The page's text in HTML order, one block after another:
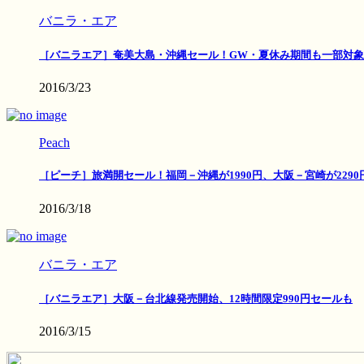
バニラ・エア
［バニラエア］奄美大島・沖縄セール！GW・夏休み期間も一部対象
2016/3/23
Peach
［ピーチ］旅満開セール！福岡－沖縄が1990円、大阪－宮崎が2290
2016/3/18
バニラ・エア
［バニラエア］大阪－台北線発売開始、12時間限定990円セールも
2016/3/15